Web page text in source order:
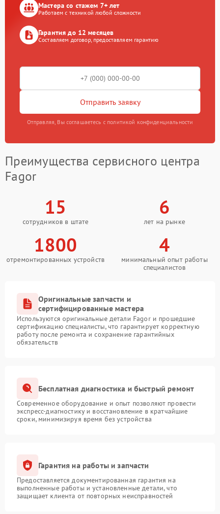
Мастера со стажем 7+ лет
Работаем с техникой любой сложности
Гарантия до 12 месяцев
Составляем договор, предоставляем гарантию
Отправить заявку
Отправляя, Вы соглашаетесь с политикой конфиденциальности
Преимущества сервисного центра
Fagor
15
сотрудников в штате
6
лет на рынке
1800
отремонтированных устройств
4
минимальный опыт работы
специалистов
Оригинальные запчасти и
сертифицированные мастера
Используются оригинальные детали Fagor и прошедшие
сертификацию специалисты, что гарантирует корректную
работу после ремонта и сохранение гарантийных
обязательств
Бесплатная диагностика и быстрый ремонт
Современное оборудование и опыт позволяют провести
экспресс-диагностику и восстановление в кратчайшие
сроки, минимизируя время без устройства
Гарантия на работы и запчасти
Предоставляется документированная гарантия на
выполненные работы и установленные детали, что
защищает клиента от повторных неисправностей